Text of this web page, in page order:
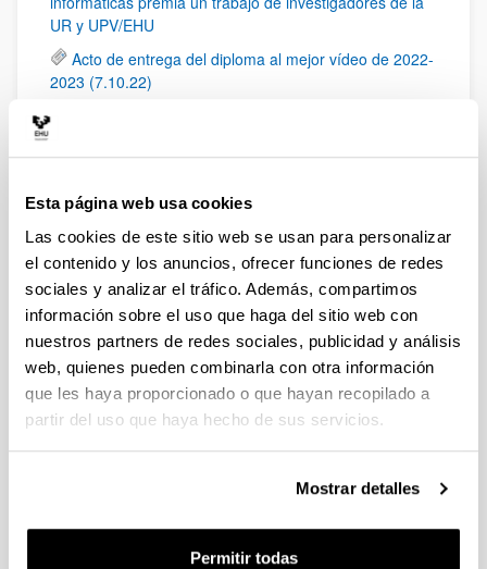
Esta página web usa cookies
Las cookies de este sitio web se usan para personalizar
el contenido y los anuncios, ofrecer funciones de redes
sociales y analizar el tráfico. Además, compartimos
información sobre el uso que haga del sitio web con
nuestros partners de redes sociales, publicidad y análisis
web, quienes pueden combinarla con otra información
que les haya proporcionado o que hayan recopilado a
partir del uso que haya hecho de sus servicios.
Mostrar detalles
Permitir todas
UR y UPV/EHU
Acto de entrega del diploma al mejor vídeo de 2022-
2023 (7.10.22)
2017.
JENUI 2017, Cáceres del 5 al 7 de julio
Charla de Rubén de Celis.
DoHaN & Dimarove, reunión online (23.06.2020)
UR & Dimarove, reunión online (16.06.2020)
Eureka-Dimarove: Seminarios en la UR
Reunión EUREKA-FISS en la Facultad de
Informática de la UPV/EHU, 2019.01.29